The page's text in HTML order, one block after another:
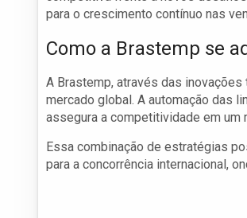
para o crescimento contínuo nas
Como a Brastemp se
A Brastemp, através das
mercado global. A automação das
assegura a competitividade em um
Essa combinação de estratégias
para a concorrência internacional,